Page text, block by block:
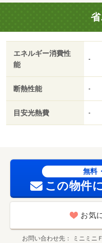
エネルギー消費性
能
-
断熱性能 -
目安光熱費 -
無料
この物件
お気
お問い合わせ先 ミニミニ